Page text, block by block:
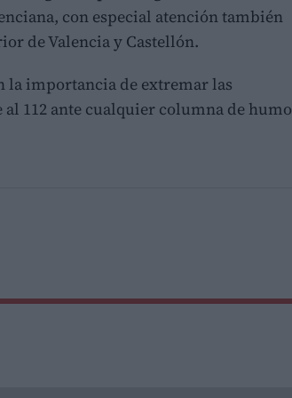
con especial atención también
de Valencia y Castellón.
la importancia de extremar las
112 ante cualquier columna de humo